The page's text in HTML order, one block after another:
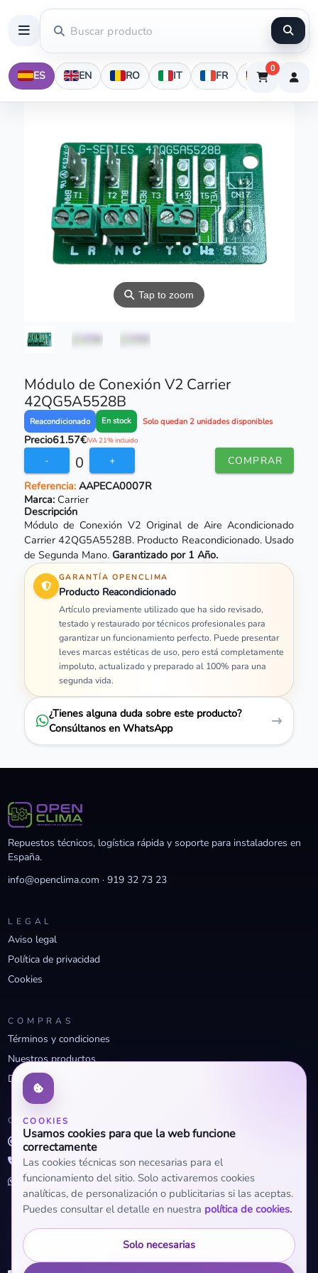
ES EN RO IT FR DE
0
⚲Tap to zoom
Módulo de Conexión V2 Carrier
42QG5A5528B
Reacondicionado En stock Solo quedan 2 unidades disponibles
Precio61.57€IVA 21% incluido
- 0 + COMPRAR
Referencia:AAPECA0007R
Marca: Carrier
Descripción
Módulo de Conexión V2 Original de Aire Acondicionado
Carrier 42QG5A5528B. Producto Reacondicionado. Usado
de Segunda Mano. Garantizado por 1 Año.
GARANTÍA OPENCLIMA
Producto Reacondicionado
Artículo previamente utilizado que ha sido revisado,
testado y restaurado por técnicos profesionales para
garantizar un funcionamiento perfecto. Puede presentar
leves marcas estéticas de uso, pero está completamente
impoluto, actualizado y preparado al 100% para una
segunda vida.
¿Tienes alguna duda sobre este producto?
Consúltanos en WhatsApp
COOKIES
Usamos cookies para que la web funcione
correctamente
Las cookies técnicas son necesarias para el
funcionamiento del sitio. Solo activaremos cookies
analíticas, de personalización o publicitarias si las aceptas.
Puedes consultar el detalle en nuestra política de cookies.
Solo necesarias
Repuestos técnicos, logística rápida y soporte para instaladores en
España.
info@openclima.com ·919 32 73 23
LEGAL
Aviso legal
Política de privacidad
Cookies
COMPRAS
Términos y condiciones
Nuestros productos
Descuentos profesionales
CONTACTO
info@openclima.com
919 32 73 23
+34 623 56 04 93 (WhatsApp)